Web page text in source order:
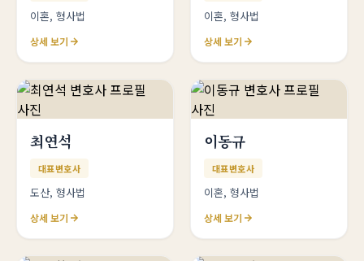
이혼, 형사법
상세 보기
이혼, 형사법
상세 보기
최연석
대표변호사
도산, 형사법
상세 보기
이동규
대표변호사
이혼, 형사법
상세 보기